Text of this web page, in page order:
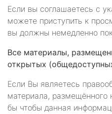
Если вы соглашаетесь с
можете приступить к
вы должны немедленно
Все материалы,
открытых
Если Вы являетесь
материала, размещённого
бы чтобы данная